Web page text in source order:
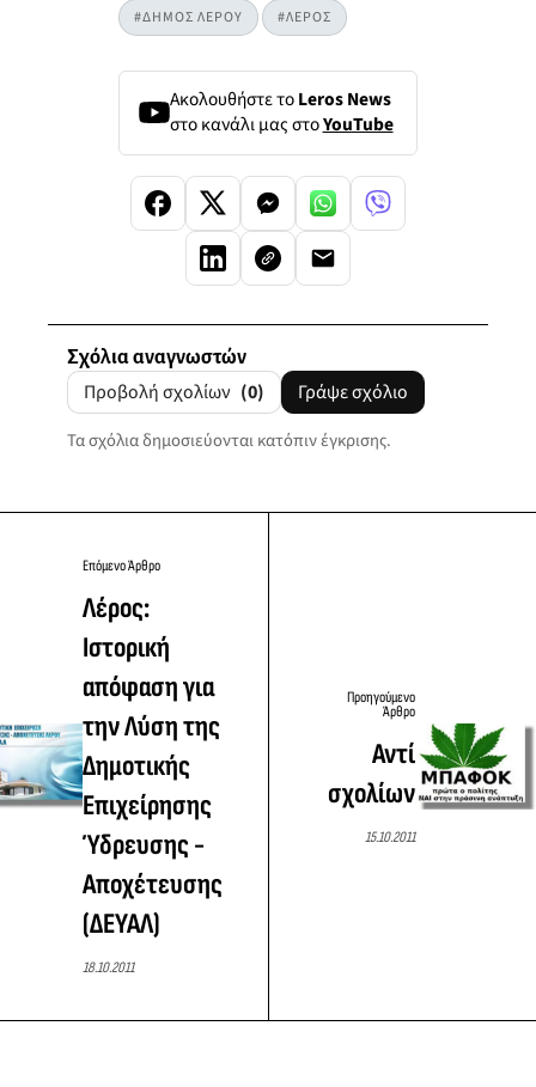
#ΔΗΜΟΣ ΛΕΡΟΥ #ΛΕΡΟΣ
Ακολουθήστε τοLeros News
στο κανάλι μας στοYouTube
Σχόλια αναγνωστών
Προβολή σχολίων (0) Γράψε σχόλιο
Τα σχόλια δημοσιεύονται κατόπιν έγκρισης.
Επόμενο Άρθρο
Λέρος:
Ιστορική
απόφαση για
την Λύση της
Δημοτικής
Επιχείρησης
Ύδρευσης -
Αποχέτευσης
(ΔΕΥΑΛ)
18.10.2011
Προηγούμενο
Άρθρο
Αντί
σχολίων
15.10.2011